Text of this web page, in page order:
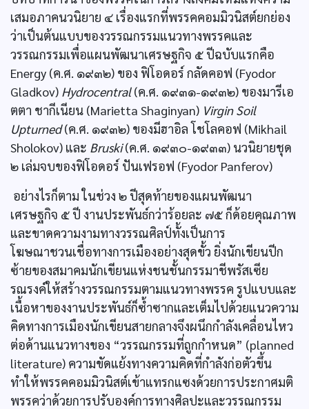
เสมอภาคนวนิยาย ๔ เรื่องแรกที่พรรคคอมมิวนิสต์ยกย่อง
ว่าเป็นต้นแบบของวรรณกรรมแนวทางพรรคและ
วรรณกรรมเพื่อแผนพัฒนาเศรษฐกิจ ๕ ปีฉบับแรกคือ
Energy (ค.ศ. ๑๙๓๒) ของ ฟิโอดอร์ กลัดคอฟ (Fyodor
Gladkov) Hydrocentral(ค.ศ. ๑๙๓๑-๑๙๓๒) ของมารีเอ
ตตา ชากีเนียน (Marietta Shaginyan) Virgin Soil
Upturned(ค.ศ. ๑๙๓๒) ของมีฮาอิล โชโลคอฟ (Mikhail
Sholokov) และ Bruski(ค.ศ. ๑๙๓๐-๑๙๓๓) นวนิยายชุด
๒ เล่มจบของฟิโอดอร์ ปันเฟรอฟ (Fyodor Panferov)
อย่างไรก็ตาม ในช่วง ๒ ปีสุดท้ายของแผนพัฒนา
เศรษฐกิจ ๕ ปี งานประพันธ์กว่าร้อยละ ๗๕ ก็ด้อยคุณภาพ
และขาดความงามทางวรรณศิลป์ทั้งเป็นการ
โฆษณาชวนเชื่อทางการเมืองอย่างสุดขั้ว ยิ่งนักเขียนปีก
ซ้ายของสมาคมนักเขียนแห่งชนชั้นกรรมาชีพรัสเซีย
รณรงค์ให้สร้างวรรณกรรมตามแนวทางพรรค รูปแบบและ
เนื้อหาของงานประพันธ์ก็ซํ้าซากและเต็มไปด้วยแนวความ
คิดทางการเมืองนักเขียนสายกลางจึงผนึกกำลังเคลื่อนไหว
ต่อด้านแนวทางของ “วรรณกรรมที่ถูกกำหนด” (planned
literature) ความขัดแย้งทางความคิดที่กำลังก่อตัวขึ้น
ทำให้พรรคคอมมิวนิสต์เข้าแทรกแซงด้วยการประกาศมติ
พรรคว่าด้วยการปรับองค์การทางศิลปะและวรรณกรรม